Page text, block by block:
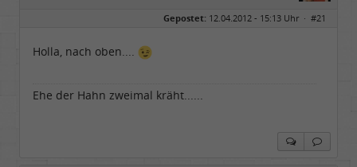
Dabei seit:
11 / 2006
Gepostet: 12.04.2012 - 15:13 Uhr · #21
Holla, nach oben....
Ehe der Hahn zweimal kräht......